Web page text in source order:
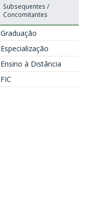
Subsequentes /
Concomitantes
Graduação
Especialização
Ensino à Distância
FIC